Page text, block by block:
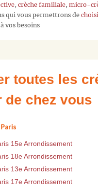
, crèche familiale, micro-
qui vous permettrons de
vos besoins
toutes les
de chez vous
Paris
15e Arrondissement
18e Arrondissement
13e Arrondissement
17e Arrondissement